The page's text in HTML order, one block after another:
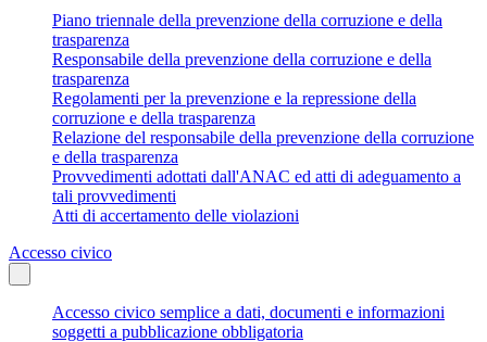
Piano triennale della prevenzione della corruzione e della
trasparenza
Responsabile della prevenzione della corruzione e della
trasparenza
Regolamenti per la prevenzione e la repressione della
corruzione e della trasparenza
Relazione del responsabile della prevenzione della corruzione
e della trasparenza
Provvedimenti adottati dall'ANAC ed atti di adeguamento a
tali provvedimenti
Atti di accertamento delle violazioni
Accesso civico
Accesso civico semplice a dati, documenti e informazioni
soggetti a pubblicazione obbligatoria